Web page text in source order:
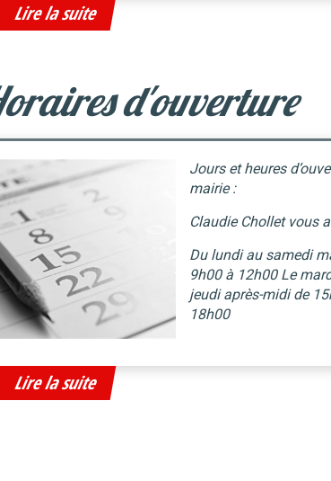
Lire la suite
d'ouverture
Jours et heures
mairie :
Claudie Chollet vous
Du lundi au samedi
9h00 à 12h00 Le
jeudi après-midi de
18h00
Lire la suite